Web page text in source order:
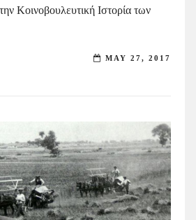
Κοινοβουλευτική Ιστορία των
MAY 27, 2017